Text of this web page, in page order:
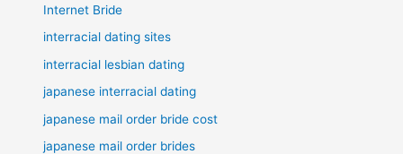
Internet Bride
interracial dating sites
interracial lesbian dating
japanese interracial dating
japanese mail order bride cost
japanese mail order brides